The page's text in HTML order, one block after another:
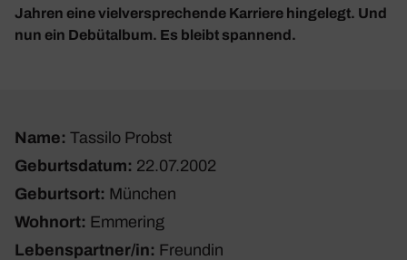
Jahren eine vielversprechende Karriere hingelegt. Und
nun ein Debütalbum. Es bleibt spannend.
Name: Tassilo Probst
Geburtsdatum: 22.07.2002
Geburtsort: München
Wohnort: Emme­ring
Lebenspartner/in: Freundin